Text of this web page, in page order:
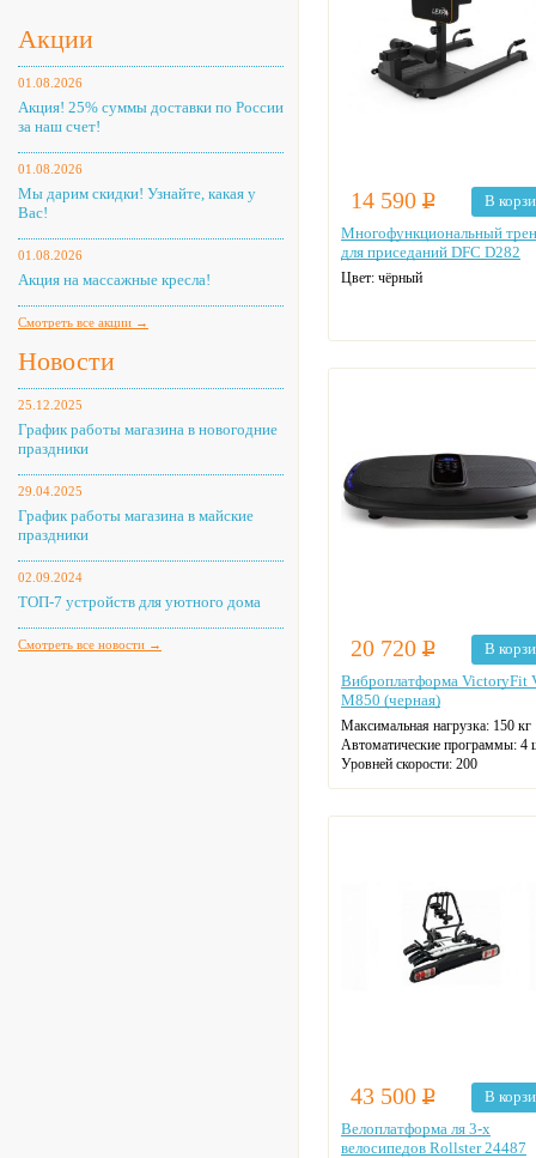
Акции
01.08.2026
Акция! 25% суммы доставки по России
за наш счет!
01.08.2026
Мы дарим скидки! Узнайте, какая у
Вас!
01.08.2026
Акция на массажные кресла!
Смотреть все акции →
Новости
25.12.2025
График работы магазина в новогодние
праздники
29.04.2025
График работы магазина в майские
праздники
02.09.2024
ТОП-7 устройств для уютного дома
Смотреть все новости →
14 590 Р
В
Многофункциональный
для приседаний DFC D282
Цвет: чёрный
20 720 Р
В
Виброплатформа VictoryFit
M850 (черная)
Максимальная нагрузка: 150 кг
Автоматические программы: 4
Уровней скорости: 200
43 500 Р
В
Велоплатформа ля 3-х
велосипедов Rollster 24487